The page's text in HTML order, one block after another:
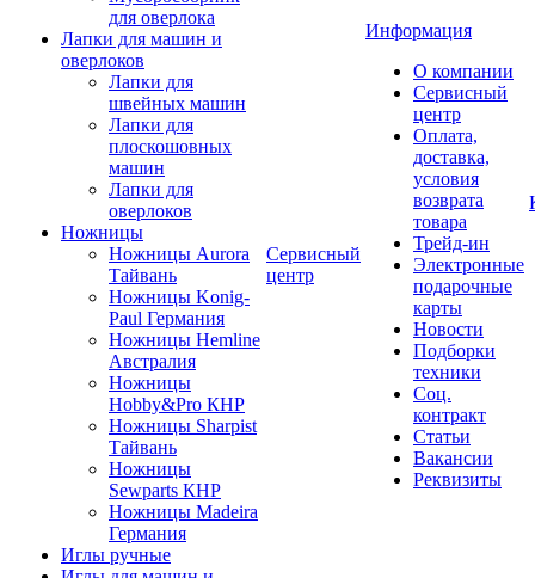
для оверлока
Лапки для машин и
оверлоков
Лапки для
швейных машин
Лапки для
плоскошовных
машин
Лапки для
оверлоков
Ножницы
Ножницы Aurora
Тайвань
Ножницы Konig-
Paul Германия
Ножницы Hemline
Австралия
Ножницы
Hobby&Pro КНР
Ножницы Sharpist
Тайвань
Ножницы
Sewparts КНР
Ножницы Madeira
Германия
Иглы ручные
Сервисный
центр
Информация
О компании
Сервисный
центр
Оплата,
доставка,
условия
возврата
товара
Трейд-ин
Электронные
подарочные
карты
Новости
Подборки
техники
Соц.
контракт
Статьи
Вакансии
Реквизиты